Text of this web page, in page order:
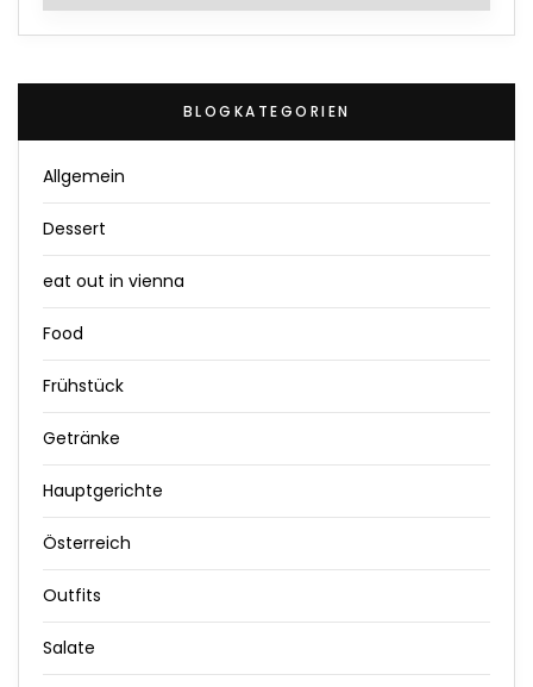
BLOGKATEGORIEN
Allgemein
Dessert
eat out in vienna
Food
Frühstück
Getränke
Hauptgerichte
Österreich
Outfits
Salate